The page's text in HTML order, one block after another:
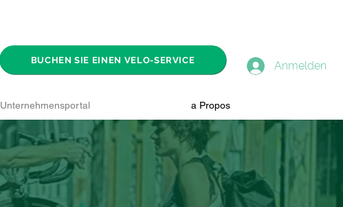
Anmelden
BUCHEN SIE EINEN VELO-SERVICE
Unternehmensportal a Propos